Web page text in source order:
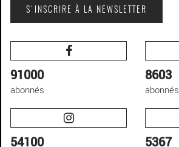
S'INSCRIRE À LA NEWSLETTER
91000
abonnés
8603
abonnés
54100 5367